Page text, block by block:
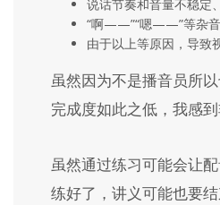
说话节奏和音量不稳定、
“啊——”“嗯——”等杂音
由于以上等原因，导致
虽然因为不是播音员所
完成度如此之低，我感到
虽然通过练习可能会让
练好了，讲义可能也要结